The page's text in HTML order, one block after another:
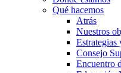
Qué hacemos
Atrás
Nuestros
Estrategias
Consejo
Encuentro